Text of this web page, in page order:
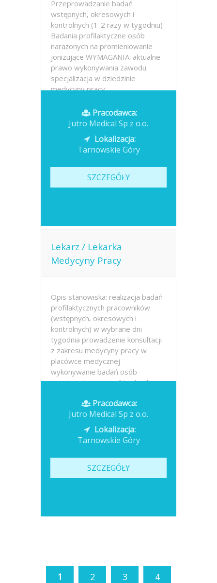
Przeprowadzanie badań
wstępnych, okresowych i
kontrolnych (1-2 razy w tygodniu)
Badania profilaktyczne osób
narażonych na promieniowanie
jonizujące WYMAGANIA: aktualne
prawo wykonywania zawodu
specjalizacja w dziedzinie
medycyny pracy...
Opublikowano: dzisiajPracodawca:
Jutro Medical Sp z o.o.
Lokalizacja:
Tarnowskie Góry
SZCZEGÓŁY
Lekarz / Lekarka
Medycyny Pracy
Opis stanowiska: realizacja badań
profilaktycznych pracowników
(wstępnych, okresowych i
kontrolnych) w wybrane dni
tygodnia prowadzenie konsultacji
z zakresu medycyny pracy w
placówce medycznej
wykonywanie badań osób
narażonych na czynniki szkodliwe,
Opublikowano: dzisiaj
Pracodawca:
Jutro Medical Sp z o.o.
Lokalizacja:
Tarnowskie Góry
SZCZEGÓŁY
1 2 3 4